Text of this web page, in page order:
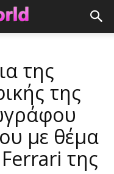
της
της
με θέμα
της